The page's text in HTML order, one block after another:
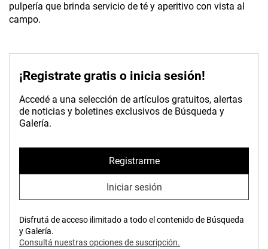
pulpería que brinda servicio de té y aperitivo con vista al
campo.
¡Registrate gratis o inicia sesión!
Accedé a una selección de artículos gratuitos, alertas
de noticias y boletines exclusivos de Búsqueda y
Galería.
Registrarme
Iniciar sesión
Disfrutá de acceso ilimitado a todo el contenido de Búsqueda
y Galería.
Consultá nuestras opciones de suscripción.